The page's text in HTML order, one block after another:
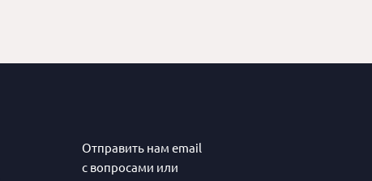
Отправить нам email
с вопросами или